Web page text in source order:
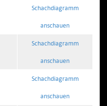
Schachdiagramm
anschauen
Schachdiagramm
anschauen
Schachdiagramm
anschauen